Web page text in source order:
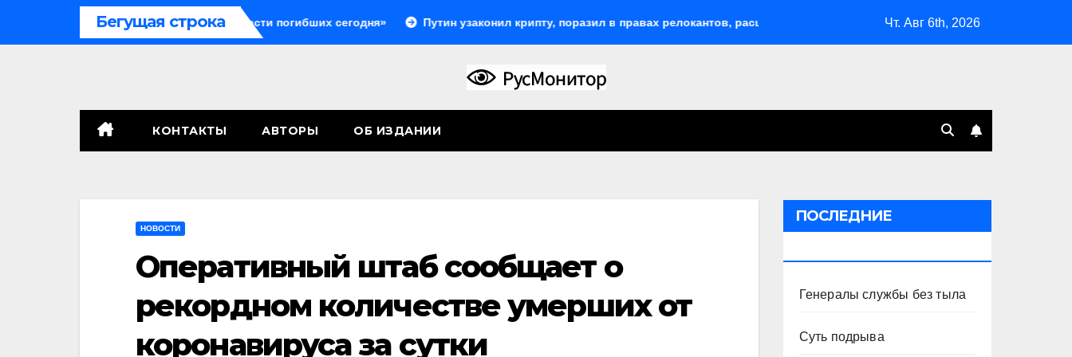
Бегущая строка
средства могли бы спасти погибших сегодня» Путин узаконил крипту, поразил в правах релокантов, расширил возможности депортаций и сделал героем Ковальчука-
Чт. Авг 6th, 2026
КОНТАКТЫ АВТОРЫ ОБ ИЗДАНИИ
НОВОСТИ
Оперативный штаб сообщает о
рекордном количестве умерших от
коронавируса за сутки
ПОСЛЕДНИЕ
Генералы службы без тыла
Суть подрыва